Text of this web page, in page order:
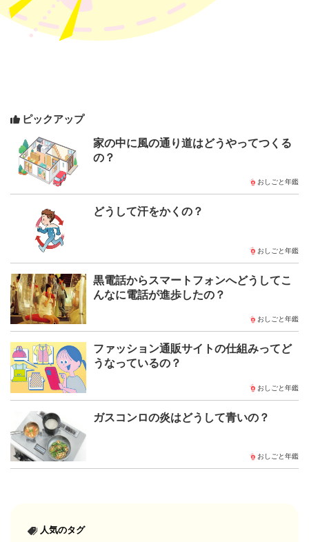
ピックアップ
家の中に風の通り道はどうやってつくる
の？
おしごと年鑑
どうして汗をかくの？
おしごと年鑑
黒電話からスマートフォンへどうしてこ
んなに電話が進歩したの？
おしごと年鑑
ファッション通販サイトの仕組みってど
うなっているの？
おしごと年鑑
ガスコンロの炎はどうして青いの？
おしごと年鑑
人気のタグ